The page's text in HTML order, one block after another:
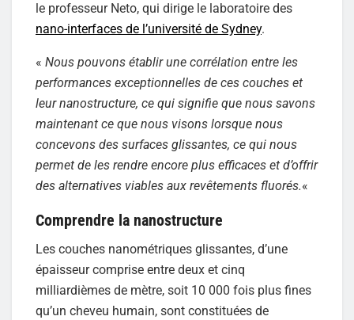
le professeur Neto, qui dirige le laboratoire des
nano-interfaces de l’université de Sydney.
« Nous pouvons établir une corrélation entre les
performances exceptionnelles de ces couches et
leur nanostructure, ce qui signifie que nous savons
maintenant ce que nous visons lorsque nous
concevons des surfaces glissantes, ce qui nous
permet de les rendre encore plus efficaces et d’offrir
des alternatives viables aux revêtements fluorés.«
Comprendre la nanostructure
Les couches nanométriques glissantes, d’une
épaisseur comprise entre deux et cinq
milliardièmes de mètre, soit 10 000 fois plus fines
qu’un cheveu humain, sont constituées de